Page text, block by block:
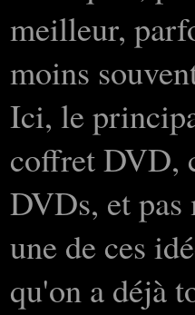
meilleur,
moins
Ici, le
coffret DVD,
DVDs, et
une de ces
qu'on a déjà